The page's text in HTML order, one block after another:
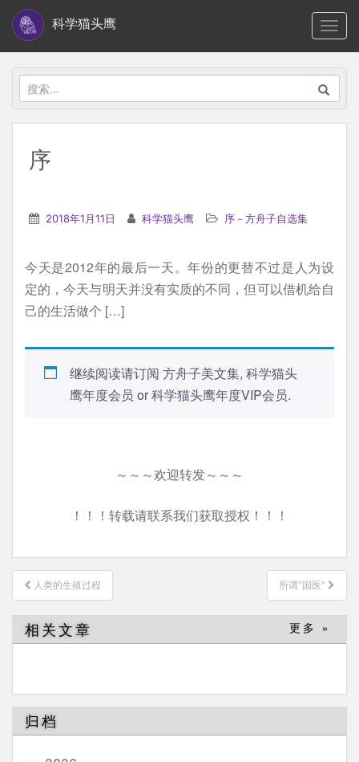
i
科学猫头鹰
搜
索：
序
2018年1月11日 科学猫头鹰 序－方舟子自选集
今天是2012年的最后一天。年份的更替不过是人为设
定的，今天与明天并没有实质的不同，但可以借机给自
己的生活做个 […]
继续阅读请订阅 方舟子美文集, 科学猫头
鹰年度会员 or科学猫头鹰年度VIP会员.
～～～欢迎转发～～～
！！！转载请联系我们获取授权！！！
文
章
导
航
人类的生殖过程 所谓“国医”
相关文章 更多 »
归档